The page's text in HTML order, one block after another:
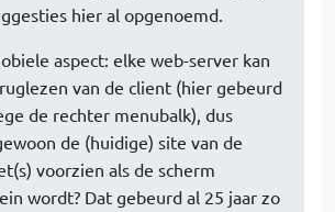
hier al opgenoemd.
aspect: elke web-server kan
van de client (hier gebeurd
de rechter menubalk), dus
de (huidige) site van de
voorzien als de scherm
wordt? Dat gebeurd al 25 jaar zo